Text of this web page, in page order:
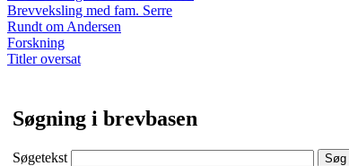
Brevveksling med fam. Serre
Rundt om Andersen
Forskning
Titler oversat
Søgning i brevbasen
Søgetekst